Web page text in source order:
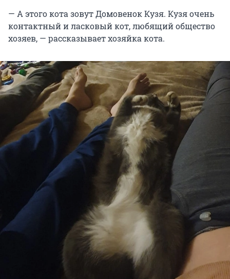
— А этого кота зовут Домовенок Кузя. Кузя очень
контактный и ласковый кот, любящий общество
хозяев, — рассказывает хозяйка кота.